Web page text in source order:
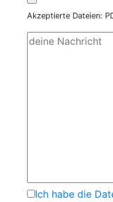
Akzeptierte Dateien:
Ich habe die